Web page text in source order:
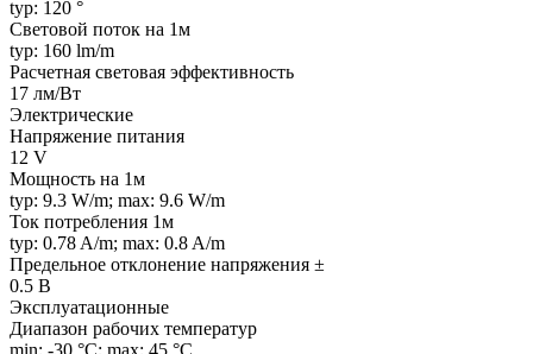
typ: 120 °
Световой поток на 1м
typ: 160 lm/m
Расчетная световая эффективность
17 лм/Вт
Электрические
Напряжение питания
12 V
Мощность на 1м
typ: 9.3 W/m; max: 9.6 W/m
Ток потребления 1м
typ: 0.78 A/m; max: 0.8 A/m
Предельное отклонение напряжения ±
0.5 В
Эксплуатационные
Диапазон рабочих температур
min: -30 °C; max: 45 °C